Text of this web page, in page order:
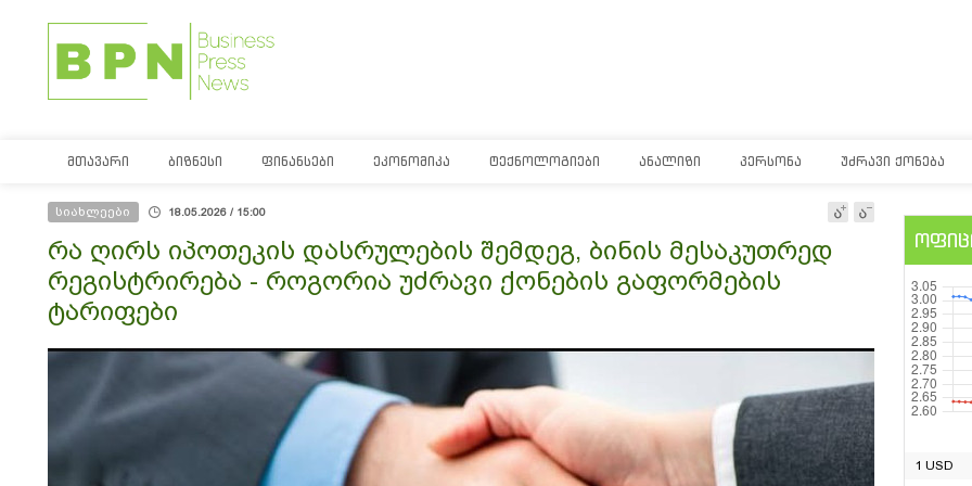
ᲛᲗᲐᲕᲐᲠᲘ ᲑᲘᲖᲜᲔᲡᲘ ᲤᲘᲜᲐᲜᲡᲔᲑᲘ ᲔᲙᲝᲜᲝᲛᲘᲙᲐ ᲢᲔᲥᲜᲝᲚᲝᲒᲘᲔᲑᲘ ᲐᲜᲐᲚᲘᲖᲘ ᲞᲔᲠᲡᲝᲜᲐ ᲣᲫᲠᲐᲕᲘ ᲥᲝᲜᲔᲑᲐ
სიახლეები 18.05.2026 / 15:00
რა ღირს იპოთეკის დასრულების შემდეგ, ბინის მესაკუთრედ
რეგისტრირება - როგორია უძრავი ქონების გაფორმების
ტარიფები
1 USD